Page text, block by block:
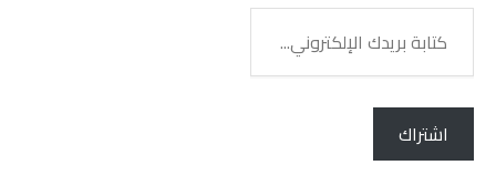
بريدك
الإلكتروني...
اشتراك